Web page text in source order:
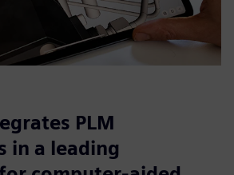
PLM
in a leading